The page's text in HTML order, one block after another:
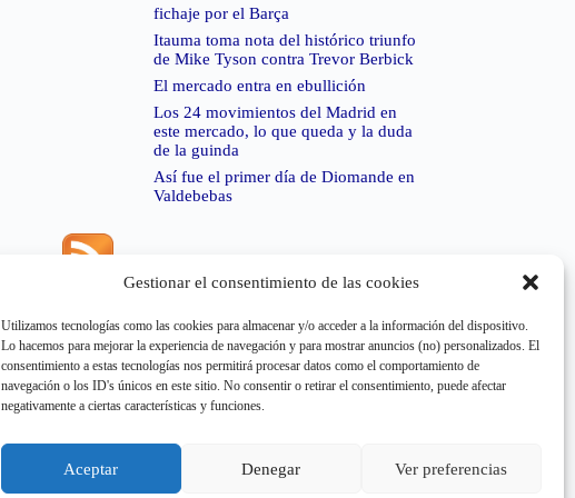
Gestionar el consentimiento de las cookies
Utilizamos tecnologías como las cookies para almacenar y/o acceder a la información del dispositivo.
Lo hacemos para mejorar la experiencia de navegación y para mostrar anuncios (no) personalizados. El
consentimiento a estas tecnologías nos permitirá procesar datos como el comportamiento de
navegación o los ID's únicos en este sitio. No consentir o retirar el consentimiento, puede afectar
negativamente a ciertas características y funciones.
Aceptar Denegar Ver preferencias
fichaje por el Barça
Itauma toma nota del histórico triunfo
de Mike Tyson contra Trevor Berbick
El mercado entra en ebullición
Los 24 movimientos del Madrid en
este mercado, lo que queda y la duda
de la guinda
Así fue el primer día de Diomande en
Valdebebas
Error de RSS:Retrieved unsupported status code
"404"